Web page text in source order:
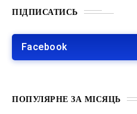
ПІДПИСАТИСЬ
Facebook
ПОПУЛЯРНЕ ЗА МІСЯЦЬ